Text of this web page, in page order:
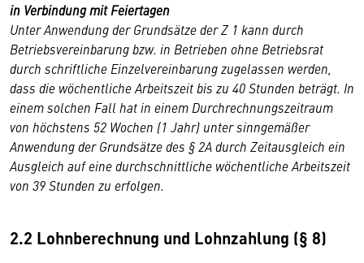
in Verbindung mit Feiertagen
Unter Anwendung der Grundsätze der Z 1 kann durch
Betriebsvereinbarung bzw. in Betrieben ohne Betriebsrat
durch schriftliche Einzelvereinbarung zugelassen werden,
dass die wöchentliche Arbeitszeit bis zu 40 Stunden beträgt. In
einem solchen Fall hat in einem Durchrechnungszeitraum
von höchstens 52 Wochen (1 Jahr) unter sinngemäßer
Anwendung der Grundsätze des § 2A durch Zeitausgleich ein
Ausgleich auf eine durchschnittliche wöchentliche Arbeitszeit
von 39 Stunden zu erfolgen.
2.2 Lohnberechnung und Lohnzahlung (§ 8)